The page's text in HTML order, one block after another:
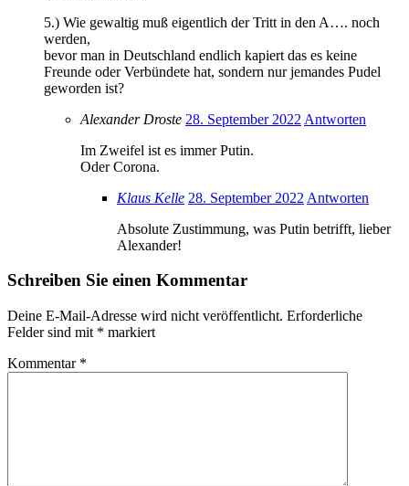
5.) Wie gewaltig muß eigentlich der Tritt in den A…. noch
werden,
bevor man in Deutschland endlich kapiert das es keine
Freunde oder Verbündete hat, sondern nur jemandes Pudel
geworden ist?
Alexander Droste 28. September 2022 Antworten
Im Zweifel ist es immer Putin.
Oder Corona.
Klaus Kelle 28. September 2022 Antworten
Absolute Zustimmung, was Putin betrifft, lieber
Alexander!
Schreiben Sie einen Kommentar
Deine E-Mail-Adresse wird nicht veröffentlicht. Erforderliche
Felder sind mit * markiert
Kommentar *